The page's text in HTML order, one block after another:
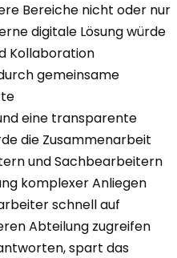
Bereiche nicht oder nur
digitale Lösung würde
Kollaboration
gemeinsame
eine transparente
die Zusammenarbeit
und Sachbearbeitern
komplexer Anliegen
schnell auf
Abteilung zugreifen
spart das